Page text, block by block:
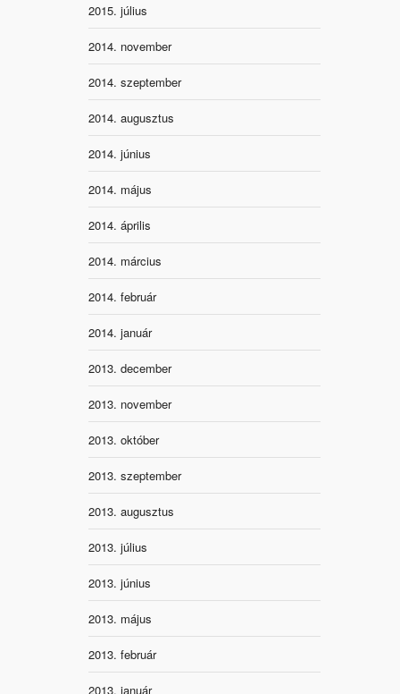
2015. július
2014. november
2014. szeptember
2014. augusztus
2014. június
2014. május
2014. április
2014. március
2014. február
2014. január
2013. december
2013. november
2013. október
2013. szeptember
2013. augusztus
2013. július
2013. június
2013. május
2013. február
2013. január